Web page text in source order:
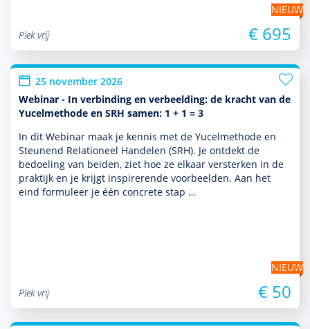
NIEUW
Plek vrij
€ 695
25 november 2026
Webinar - In verbinding en verbeelding: de kracht van de
Yucelmethode en SRH samen: 1 + 1 = 3
In dit Webinar maak je kennis met de Yucelmethode en
Steunend Relationeel Han­delen (SRH). Je ontdekt de
bedoeling van beiden, ziet hoe ze elkaar versterken in de
prak­tijk en je krijgt inspirerende voor­beelden. Aan het
eind formuleer je één concrete stap …
NIEUW
Plek vrij
€ 50